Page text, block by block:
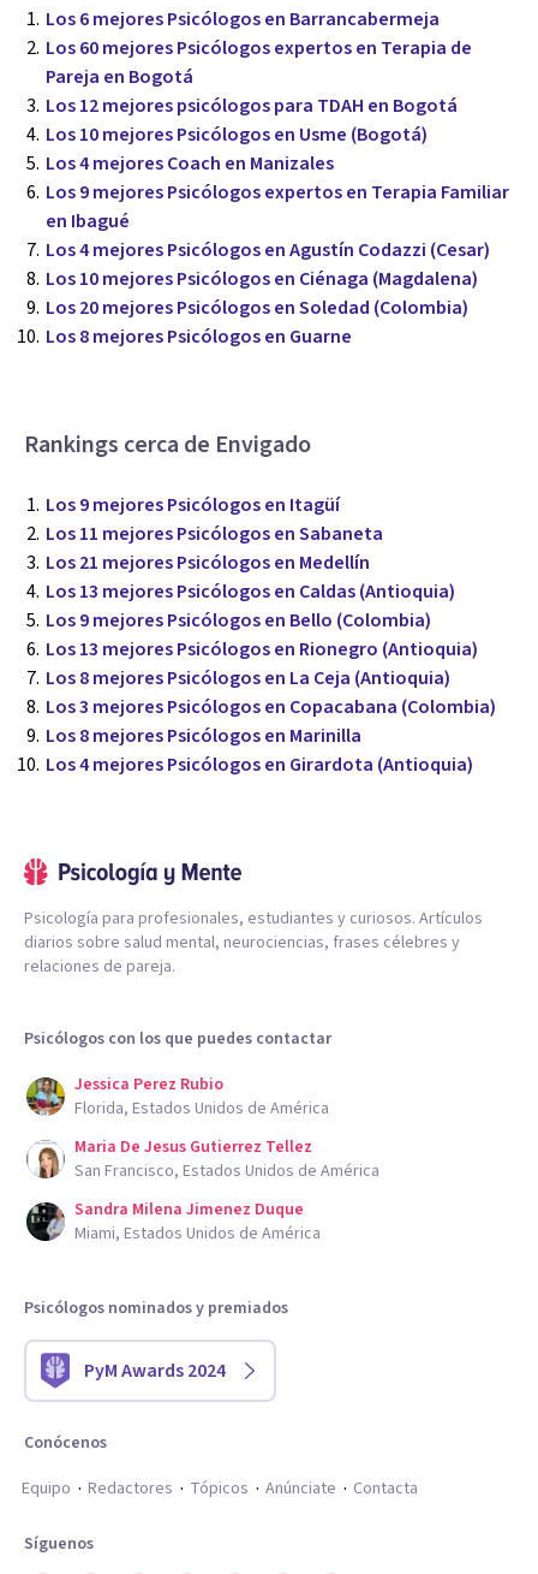
Los 6 mejores Psicólogos en Barrancabermeja
Los 60 mejores Psicólogos expertos en Terapia de
Pareja en Bogotá
Los 12 mejores psicólogos para TDAH en Bogotá
Los 10 mejores Psicólogos en Usme (Bogotá)
Los 4 mejores Coach en Manizales
Los 9 mejores Psicólogos expertos en Terapia Familiar
en Ibagué
Los 4 mejores Psicólogos en Agustín Codazzi (Cesar)
Los 10 mejores Psicólogos en Ciénaga (Magdalena)
Los 20 mejores Psicólogos en Soledad (Colombia)
Los 8 mejores Psicólogos en Guarne
Rankings cerca de Envigado
Los 9 mejores Psicólogos en Itagüí
Los 11 mejores Psicólogos en Sabaneta
Los 21 mejores Psicólogos en Medellín
Los 13 mejores Psicólogos en Caldas (Antioquia)
Los 9 mejores Psicólogos en Bello (Colombia)
Los 13 mejores Psicólogos en Rionegro (Antioquia)
Los 8 mejores Psicólogos en La Ceja (Antioquia)
Los 3 mejores Psicólogos en Copacabana (Colombia)
Los 8 mejores Psicólogos en Marinilla
Los 4 mejores Psicólogos en Girardota (Antioquia)
Psicología para profesionales, estudiantes y curiosos. Artículos
diarios sobre salud mental, neurociencias, frases célebres y
relaciones de pareja.
Psicólogos con los que puedes contactar
Jessica Perez Rubio
Florida, Estados Unidos de América
Maria De Jesus Gutierrez Tellez
San Francisco, Estados Unidos de América
Sandra Milena Jimenez Duque
Miami, Estados Unidos de América
Psicólogos nominados y premiados
PyM Awards 2024
Conócenos
Equipo
Redactores Tópicos Anúnciate Contacta
Síguenos